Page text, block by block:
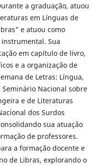
a graduação, atuou
em Línguas de
e atuou como
Sua
em capítulo de livro,
e a organização de
de Letras: Língua,
Seminário Nacional sobre
e de Literaturas
dos Surdos
sua atuação
de professores.
a formação docente e
de Libras, explorando o